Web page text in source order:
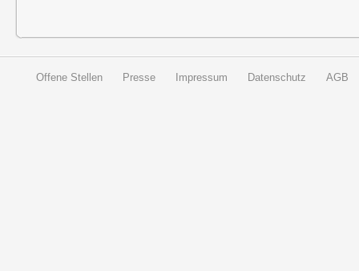
Offene Stellen Presse Impressum Datenschutz AGB